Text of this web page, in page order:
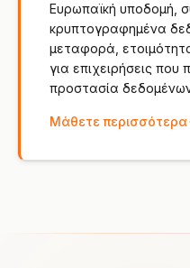
Ευρωπαϊκή υποδομή,
κρυπτογραφημένα
μεταφορά,
για επιχειρήσεις
προστασία
Μάθετε περισσότερα